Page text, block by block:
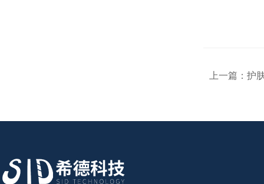
上一篇： 护肤